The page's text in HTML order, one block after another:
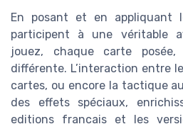
En posant et en appliquant
participent à une véritable
jouez, chaque carte
différente. L’interaction entre
cartes, ou encore la tactique
des effets spéciaux,
editions francais et les